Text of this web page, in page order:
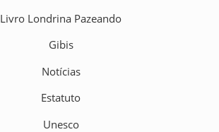
Livro Londrina Pazeando
Gibis
Notícias
Estatuto
Unesco